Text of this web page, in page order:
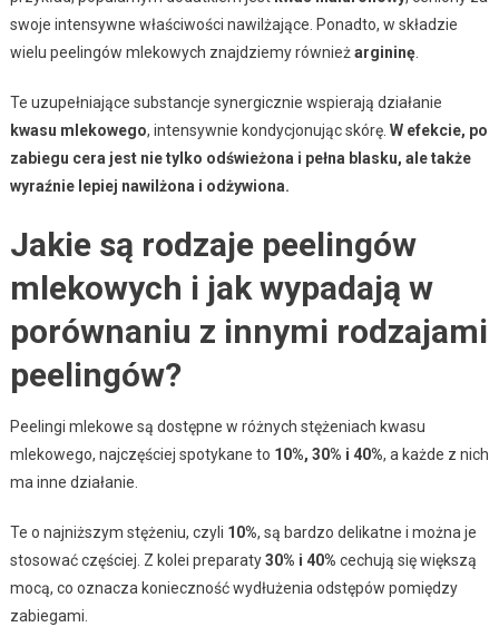
swoje intensywne właściwości nawilżające. Ponadto, w składzie
wielu peelingów mlekowych znajdziemy równieżargininę.
Te uzupełniające substancje synergicznie wspierają działanie
kwasu mlekowego, intensywnie kondycjonując skórę. W efekcie, po
zabiegu cera jest nie tylko odświeżona i pełna blasku, ale także
wyraźnie lepiej nawilżona i odżywiona.
Jakie są rodzaje peelingów
mlekowych i jak wypadają w
porównaniu z innymi rodzajami
peelingów?
Peelingi mlekowe są dostępne w różnych stężeniach kwasu
mlekowego, najczęściej spotykane to 10%, 30% i 40%, a każde z nich
ma inne działanie.
Te o najniższym stężeniu, czyli 10%, są bardzo delikatne i można je
stosować częściej. Z kolei preparaty30% i 40% cechują się większą
mocą, co oznacza konieczność wydłużenia odstępów pomiędzy
zabiegami.